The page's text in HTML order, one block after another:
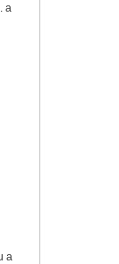
a
a